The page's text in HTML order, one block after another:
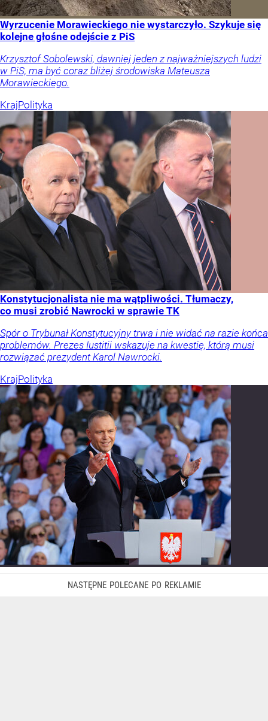
Wyrzucenie Morawieckiego nie wystarczyło. Szykuje się
kolejne głośne odejście z PiS
Krzysztof Sobolewski, dawniej jeden z najważniejszych ludzi
w PiS, ma być coraz bliżej środowiska Mateusza
Morawieckiego.
KrajPolityka
Konstytucjonalista nie ma wątpliwości. Tłumaczy,
co musi zrobić Nawrocki w sprawie TK
Spór o Trybunał Konstytucyjny trwa i nie widać na razie końca
problemów. Prezes Iustitii wskazuje na kwestię, którą musi
rozwiązać prezydent Karol Nawrocki.
KrajPolityka